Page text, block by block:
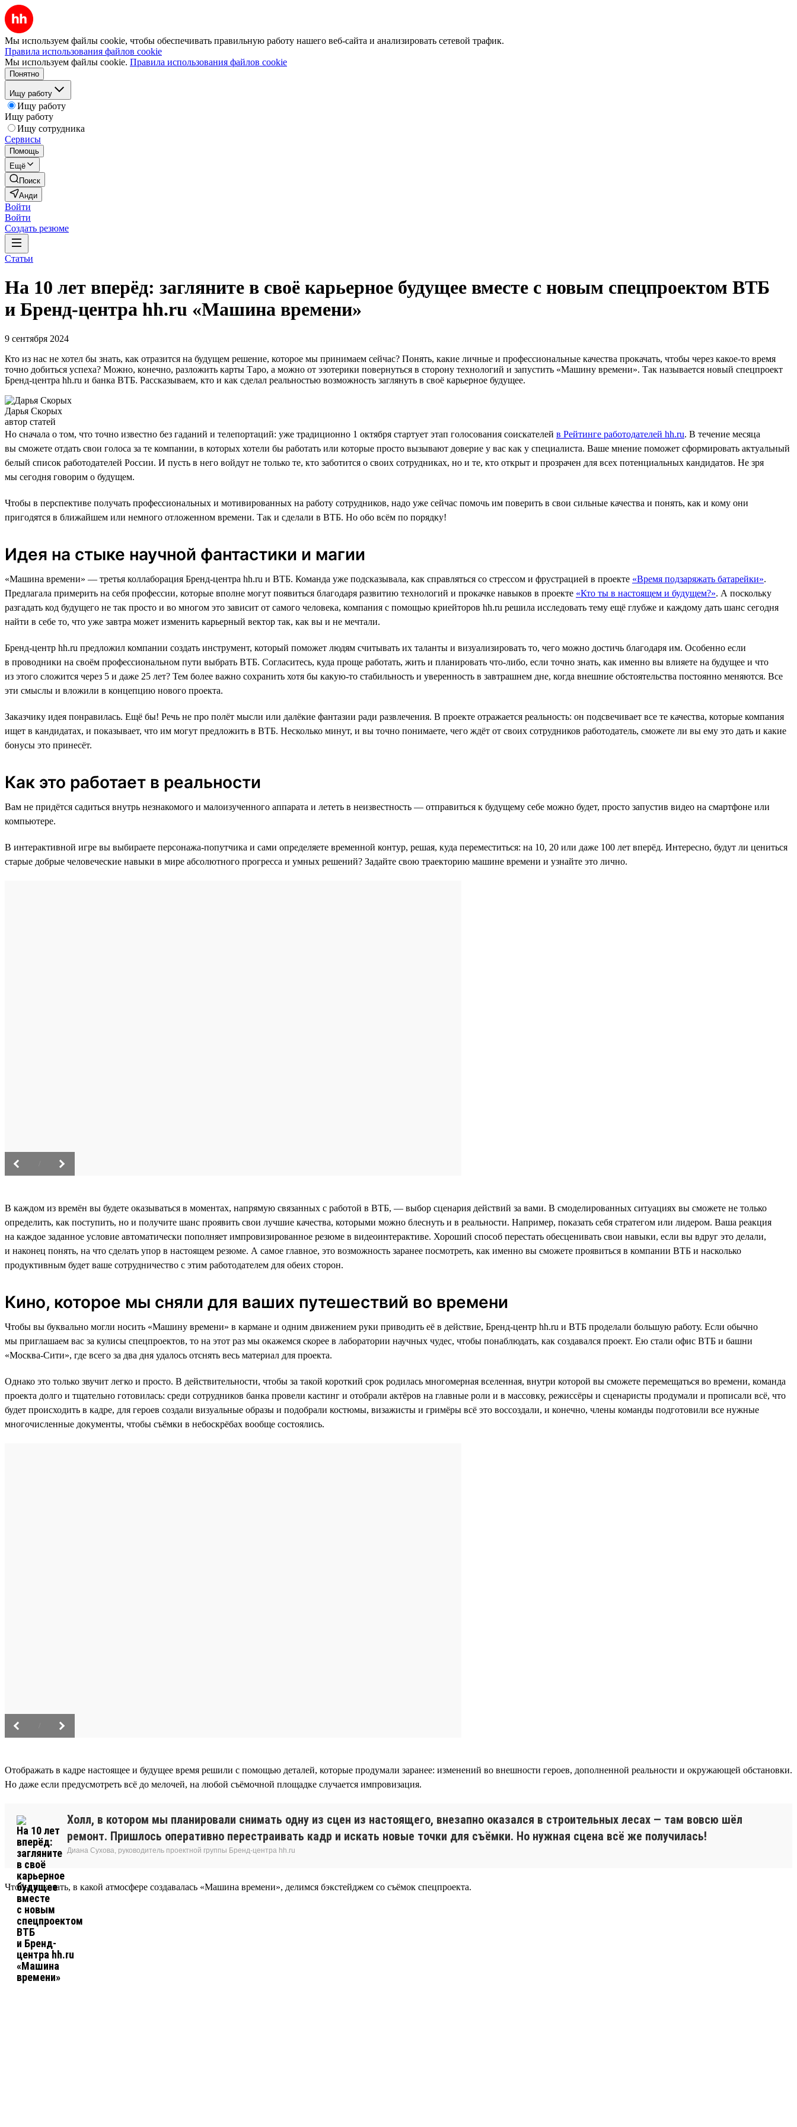
Мы используем файлы cookie, чтобы обеспечивать правильную работу нашего веб-сайта и анализировать сетевой трафик.
Правила использования файлов cookie
Мы используем файлы cookie. Правила использования файлов cookie
Понятно
Ищу работу
Ищу работу
Ищу работу
Ищу сотрудника
Сервисы
Помощь
Ещё
Поиск
Анди
Войти
Войти
Создать резюме
Статьи
На 10 лет вперёд: загляните в своё карьерное будущее вместе с новым спецпроектом ВТБ
и Бренд-центра hh.ru «Машина времени»
9 сентября 2024
Кто из нас не хотел бы знать, как отразится на будущем решение, которое мы принимаем сейчас? Понять, какие личные и профессиональные качества прокачать, чтобы через какое-то время
точно добиться успеха? Можно, конечно, разложить карты Таро, а можно от эзотерики повернуться в сторону технологий и запустить «Машину времени». Так называется новый спецпроект
Бренд-центра hh.ru и банка ВТБ. Рассказываем, кто и как сделал реальностью возможность заглянуть в своё карьерное будущее.
Дарья Скорых
автор статей
Но сначала о том, что точно известно без гаданий и телепортаций: уже традиционно 1 октября стартует этап голосования соискателей в Рейтинге работодателей hh.ru. В течение месяца
вы сможете отдать свои голоса за те компании, в которых хотели бы работать или которые просто вызывают доверие у вас как у специалиста. Ваше мнение поможет сформировать актуальный
белый список работодателей России. И пусть в него войдут не только те, кто заботится о своих сотрудниках, но и те, кто открыт и прозрачен для всех потенциальных кандидатов. Не зря
мы сегодня говорим о будущем.
Чтобы в перспективе получать профессиональных и мотивированных на работу сотрудников, надо уже сейчас помочь им поверить в свои сильные качества и понять, как и кому они
пригодятся в ближайшем или немного отложенном времени. Так и сделали в ВТБ. Но обо всём по порядку!
Идея на стыке научной фантастики и магии
«Машина времени» — третья коллаборация Бренд-центра hh.ru и ВТБ. Команда уже подсказывала, как справляться со стрессом и фрустрацией в проекте «Время подзаряжать батарейки».
Предлагала примерить на себя профессии, которые вполне могут появиться благодаря развитию технологий и прокачке навыков в проекте «Кто ты в настоящем и будущем?». А поскольку
разгадать код будущего не так просто и во многом это зависит от самого человека, компания с помощью криейторов hh.ru решила исследовать тему ещё глубже и каждому дать шанс сегодня
найти в себе то, что уже завтра может изменить карьерный вектор так, как вы и не мечтали.
Бренд-центр hh.ru предложил компании создать инструмент, который поможет людям считывать их таланты и визуализировать то, чего можно достичь благодаря им. Особенно если
в проводники на своём профессиональном пути выбрать ВТБ. Согласитесь, куда проще работать, жить и планировать что-либо, если точно знать, как именно вы влияете на будущее и что
из этого сложится через 5 и даже 25 лет? Тем более важно сохранить хотя бы какую-то стабильность и уверенность в завтрашнем дне, когда внешние обстоятельства постоянно меняются. Все
эти смыслы и вложили в концепцию нового проекта.
Заказчику идея понравилась. Ещё бы! Речь не про полёт мысли или далёкие фантазии ради развлечения. В проекте отражается реальность: он подсвечивает все те качества, которые компания
ищет в кандидатах, и показывает, что им могут предложить в ВТБ. Несколько минут, и вы точно понимаете, чего ждёт от своих сотрудников работодатель, сможете ли вы ему это дать и какие
бонусы это принесёт.
Как это работает в реальности
Вам не придётся садиться внутрь незнакомого и малоизученного аппарата и лететь в неизвестность — отправиться к будущему себе можно будет, просто запустив видео на смартфоне или
компьютере.
В интерактивной игре вы выбираете персонажа-попутчика и сами определяете временной контур, решая, куда переместиться: на 10, 20 или даже 100 лет вперёд. Интересно, будут ли цениться
старые добрые человеческие навыки в мире абсолютного прогресса и умных решений? Задайте свою траекторию машине времени и узнайте это лично.
В каждом из времён вы будете оказываться в моментах, напрямую связанных с работой в ВТБ, — выбор сценария действий за вами. В смоделированных ситуациях вы сможете не только
определить, как поступить, но и получите шанс проявить свои лучшие качества, которыми можно блеснуть и в реальности. Например, показать себя стратегом или лидером. Ваша реакция
на каждое заданное условие автоматически пополняет импровизированное резюме в видеоинтерактиве. Хороший способ перестать обесценивать свои навыки, если вы вдруг это делали,
и наконец понять, на что сделать упор в настоящем резюме. А самое главное, это возможность заранее посмотреть, как именно вы сможете проявиться в компании ВТБ и насколько
продуктивным будет ваше сотрудничество с этим работодателем для обеих сторон.
Кино, которое мы сняли для ваших путешествий во времени
Чтобы вы буквально могли носить «Машину времени» в кармане и одним движением руки приводить её в действие, Бренд-центр hh.ru и ВТБ проделали большую работу. Если обычно
мы приглашаем вас за кулисы спецпроектов, то на этот раз мы окажемся скорее в лаборатории научных чудес, чтобы понаблюдать, как создавался проект. Ею стали офис ВТБ и башни
«Москва-Сити», где всего за два дня удалось отснять весь материал для проекта.
Однако это только звучит легко и просто. В действительности, чтобы за такой короткий срок родилась многомерная вселенная, внутри которой вы сможете перемещаться во времени, команда
проекта долго и тщательно готовилась: среди сотрудников банка провели кастинг и отобрали актёров на главные роли и в массовку, режиссёры и сценаристы продумали и прописали всё, что
будет происходить в кадре, для героев создали визуальные образы и подобрали костюмы, визажисты и гримёры всё это воссоздали, и конечно, члены команды подготовили все нужные
многочисленные документы, чтобы съёмки в небоскрёбах вообще состоялись.
Отображать в кадре настоящее и будущее время решили с помощью деталей, которые продумали заранее: изменений во внешности героев, дополненной реальности и окружающей обстановки.
Но даже если предусмотреть всё до мелочей, на любой съёмочной площадке случается импровизация.
Холл, в котором мы планировали снимать одну из сцен из настоящего, внезапно оказался в строительных лесах — там вовсю шёл
ремонт. Пришлось оперативно перестраивать кадр и искать новые точки для съёмки. Но нужная сцена всё же получилась!
Диана Сухова, руководитель проектной группы Бренд-центра hh.ru
Чтобы показать, в какой атмосфере создавалась «Машина времени», делимся бэкстейджем со съёмок спецпроекта.